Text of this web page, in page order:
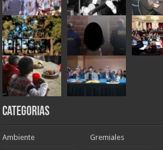
Categorias
Ambiente Gremiales